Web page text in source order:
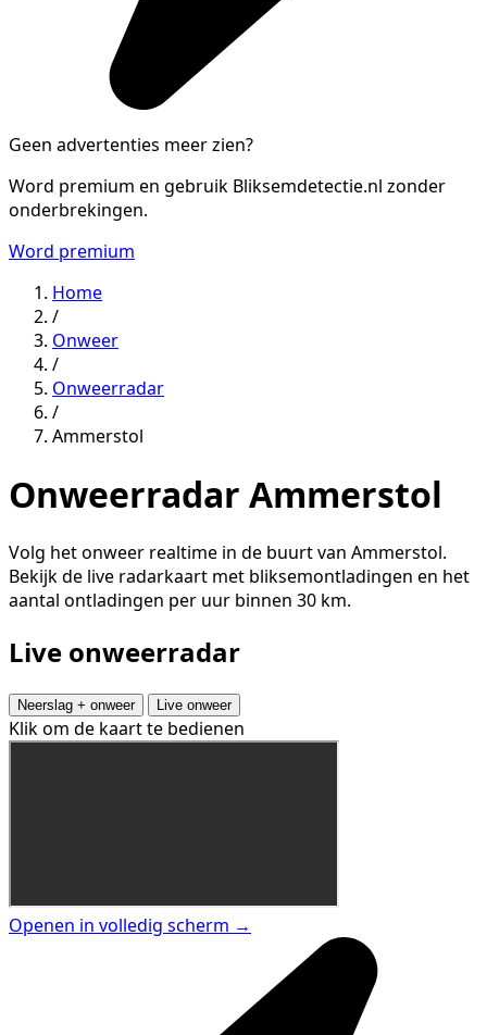
Geen advertenties meer zien?
Word premium en gebruik Bliksemdetectie.nl zonder
onderbrekingen.
Word premium
Home
/
Onweer
/
Onweerradar
/
Ammerstol
Onweerradar Ammerstol
Volg het onweer realtime in de buurt van Ammerstol.
Bekijk de live radarkaart met bliksemontladingen en het
aantal ontladingen per uur binnen 30 km.
Live onweerradar
Neerslag + onweer Live onweer
Klik om de kaart te bedienen
Openen in volledig scherm →